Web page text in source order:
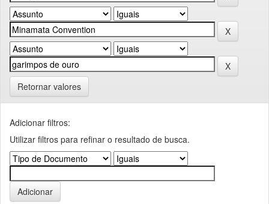
Retornar valores
Adicionar filtros:
Utilizar filtros para refinar o resultado de busca.